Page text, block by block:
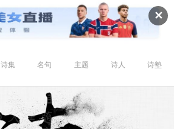
✕
诗集 名句 主题 诗人 诗塾